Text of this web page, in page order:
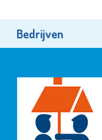
Bedrijven